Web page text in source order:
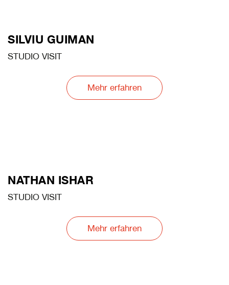
SILVIU GUIMAN
STUDIO VISIT
Mehr erfahren
NATHAN ISHAR
STUDIO VISIT
Mehr erfahren